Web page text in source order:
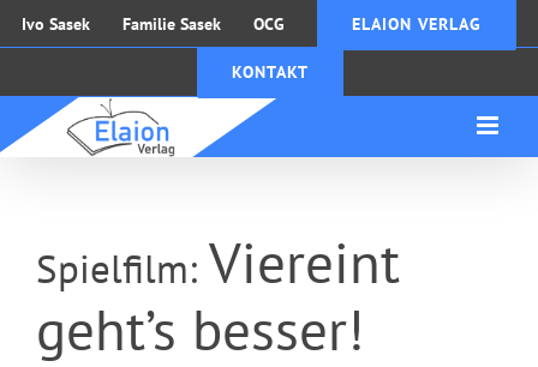
Zum
Inhalt
Ivo Sasek Familie Sasek OCG ELAION VERLAG
KONTAKT
Spielfilm: Viereint
geht’s besser!